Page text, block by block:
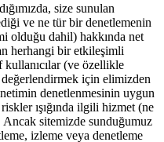
size sunulan
ve ne tür bir denetlemenin
olduğu dahil) hakkında net
herhangi bir etkileşimli
kullanıcılar (ve özellikle
değerlendirmek için elimizden
denetlenmesinin uygun
ışığında ilgili hizmet (ne
sitemizde sunduğumuz
izleme veya denetleme